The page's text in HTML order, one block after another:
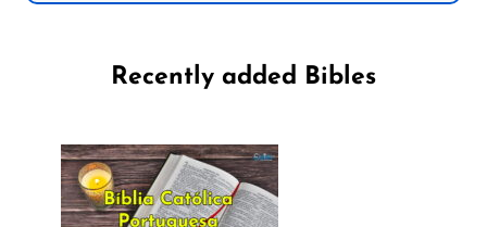
Recently added Bibles